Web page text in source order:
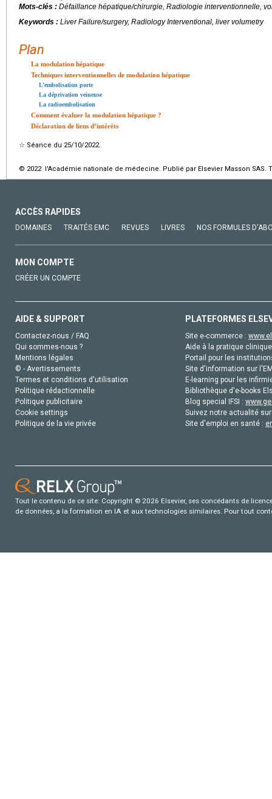
Mots-clés : Défaillance hépatique/chirurgie, Radiologie interventionnelle,
Keywords : Liver Failure/surgery, Radiology Interventional, liver volumetry
Plan
La modulation hépatique
Techniques interventionnelles de modulation hépatique
L’embolisation porte
La déprivation veineuse
La radioembolisation
Comment évaluer la modulation hépatique ?
Déclaration de liens d’intérêts
☆ Séance du 25/10/2022.
© 2022 l'Académie nationale de médecine. Publié par Elsevier Masson SAS.
ACCÈS RAPIDES
DOMAINES TRAITÉS EMC REVUES LIVRES NOS FORMULES
MON COMPTE
CRÉER UN COMPTE
AIDE & SUPPORT
Contactez-nous / FAQ
Qui sommes-nous ?
Mentions légales
© - Avertissements
Termes et conditions d'utilisation
Politique rédactionnelle
Politique publicitaire
Cookie settings
Politique de la vie privée
PLATEFORMES
Site e-commerce :
Aide à la pratique
Portail pour les
Site d'information sur
E-learning pour les
Bibliothèque d'e-books
Blog special IFSI :
Suivez notre actualité
Site d'emploi en santé :
Tout le contenu de ce site: Copyright © 2026 Elsevier, ses concédants de
de données, a la formation en IA et aux technologies similaires. Pour tout